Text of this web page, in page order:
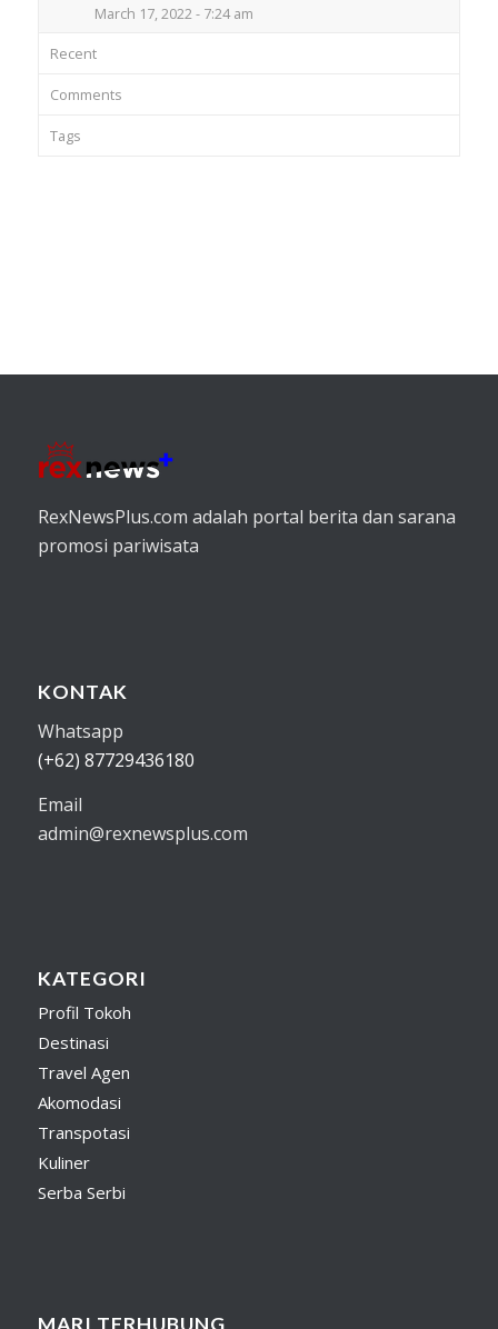
March 17, 2022 - 7:24 am
Recent
Comments
Tags
RexNewsPlus.com adalah portal berita dan sarana
promosi pariwisata
KONTAK
Whatsapp
(+62) 87729436180
Email
admin@rexnewsplus.com
KATEGORI
Profil Tokoh
Destinasi
Travel Agen
Akomodasi
Transpotasi
Kuliner
Serba Serbi